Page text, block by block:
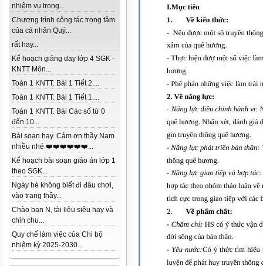
nhiệm vụ trọng...
Chương trình công tác trọng tâm
của cá nhân Quý...
rất hay...
Kế hoạch giảng dạy lớp 4 SGK -
KNTT Môn...
Toán 1 KNTT. Bài 1 Tiết 2....
Toán 1 KNTT. Bài 1 Tiết 1....
Toán 1 KNTT. Bài Các số từ 0
đến 10...
Bài soạn hay. Cảm ơn thầy Nam
nhiều nhé ❤️❤️❤️❤️❤️❤️...
Kế hoạch bài soạn giáo án lớp 1
theo SGK...
Ngày hè không biết đi đâu chơi,
vào trang thầy...
Chào bạn N, tài liệu siêu hay và
chỉn chu...
Quy chế làm việc của Chi bộ
nhiệm kỳ 2025-2030...